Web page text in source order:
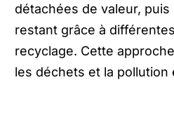
détachées de valeur,
restant grâce à
recyclage. Cette
les déchets et la pollution